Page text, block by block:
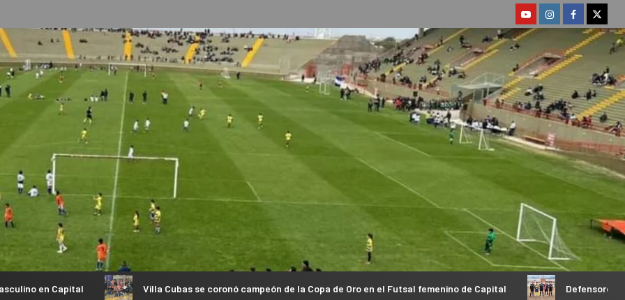
Villa Cubas se coronó campeón de la Copa de Oro en el Futsal femenino de Capital Defensores de Esquiú y